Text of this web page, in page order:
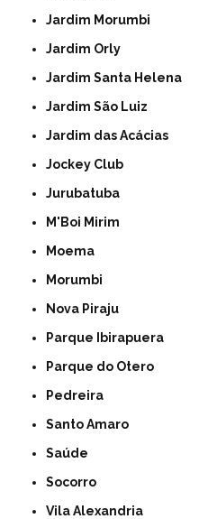
Jardim Morumbi
Jardim Orly
Jardim Santa Helena
Jardim São Luiz
Jardim das Acácias
Jockey Club
Jurubatuba
M'Boi Mirim
Moema
Morumbi
Nova Piraju
Parque Ibirapuera
Parque do Otero
Pedreira
Santo Amaro
Saúde
Socorro
Vila Alexandria